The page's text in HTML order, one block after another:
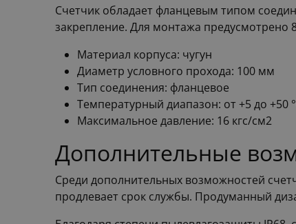
Счетчик обладает фланцевым типом
закрепление. Для монтажа предусмотрено
Материал корпуса: чугун
Диаметр условного прохода: 100 мм
Тип соединения: фланцевое
Температурный диапазон: от +5 до +50
Максимальное давление: 16 кгс/см2
Дополнительные
Среди дополнительных возможностей
продлевает срок службы. Продуманный